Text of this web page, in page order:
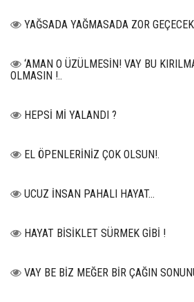
YAĞSADA YAĞMASADA ZOR GEÇECEK
‘AMAN O ÜZÜLMESİN! VAY BU
OLMASIN !..
HEPSİ Mİ YALANDI ?
EL ÖPENLERİNİZ ÇOK OLSUN!.
UCUZ İNSAN PAHALI HAYAT…
HAYAT BİSİKLET SÜRMEK GİBİ !
VAY BE BİZ MEĞER BİR ÇAĞIN